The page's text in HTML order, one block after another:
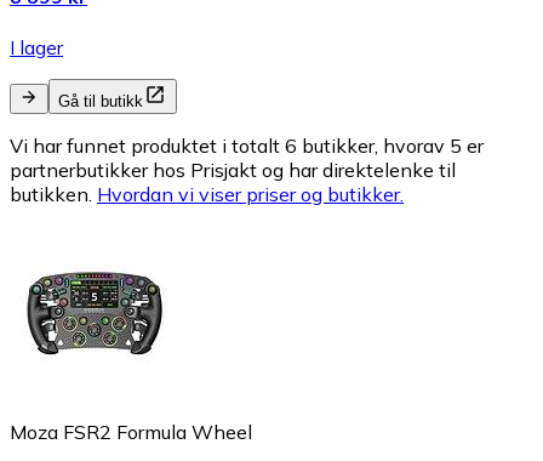
I lager
Gå til butikk
Vi har funnet produktet i totalt 6 butikker, hvorav 5 er
partnerbutikker hos Prisjakt og har direktelenke til
butikken. Hvordan vi viser priser og butikker.
Moza FSR2 Formula Wheel